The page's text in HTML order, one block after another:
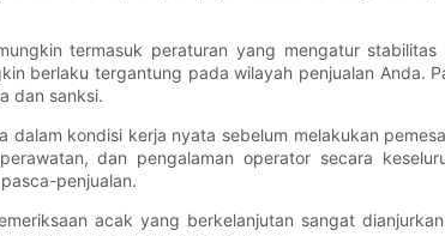
termasuk peraturan yang mengatur
berlaku tergantung pada wilayah penjualan Anda.
dan sanksi.
kondisi kerja nyata sebelum melakukan
dan pengalaman operator secara
penjualan.
acak yang berkelanjutan sangat